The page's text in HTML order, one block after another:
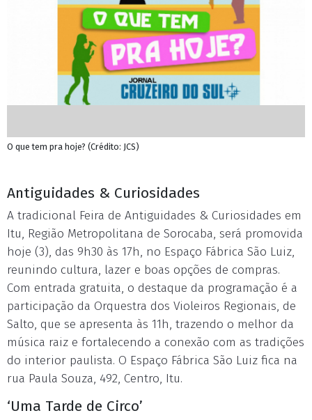
O que tem pra hoje? (Crédito: JCS)
Antiguidades & Curiosidades
A tradicional Feira de Antiguidades & Curiosidades em
Itu, Região Metropolitana de Sorocaba, será promovida
hoje (3), das 9h30 às 17h, no Espaço Fábrica São Luiz,
reunindo cultura, lazer e boas opções de compras.
Com entrada gratuita, o destaque da programação é a
participação da Orquestra dos Violeiros Regionais, de
Salto, que se apresenta às 11h, trazendo o melhor da
música raiz e fortalecendo a conexão com as tradições
do interior paulista. O Espaço Fábrica São Luiz fica na
rua Paula Souza, 492, Centro, Itu.
‘Uma Tarde de Circo’